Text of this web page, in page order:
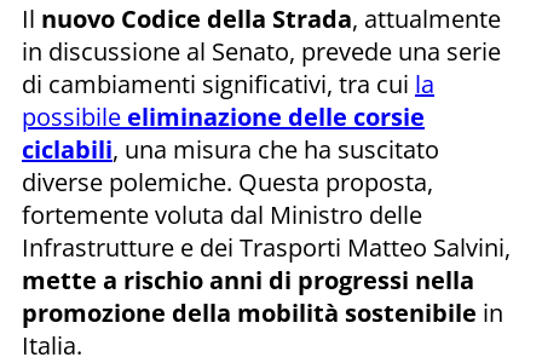
Il nuovo Codice della Strada, attualmente
in discussione al Senato, prevede una serie
di cambiamenti significativi, tra cui la
possibile eliminazione delle corsie
ciclabili, una misura che ha suscitato
diverse polemiche. Questa proposta,
fortemente voluta dal Ministro delle
Infrastrutture e dei Trasporti Matteo Salvini,
mette a rischio anni di progressi nella
promozione della mobilità sostenibile in
Italia.